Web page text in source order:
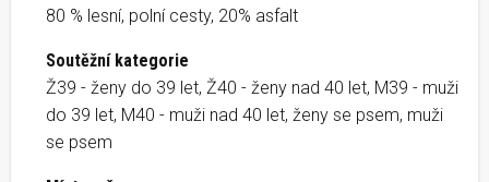
80 % lesní, polní cesty, 20% asfalt
Soutěžní kategorie
Ž39 - ženy do 39 let, Ž40 - ženy nad 40 let, M39 - muži
do 39 let, M40 - muži nad 40 let, ženy se psem, muži
se psem